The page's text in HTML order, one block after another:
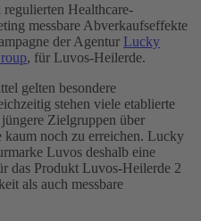
Healthcare-
messbare Abverkaufseffekte
der Agentur Lucky
, für Luvos-Heilerde.
gelten besondere
stehen viele etablierte
Zielgruppen über
kaum noch zu erreichen. Lucky
Luvos deshalb eine
das Produkt Luvos-Heilerde 2
als auch messbare